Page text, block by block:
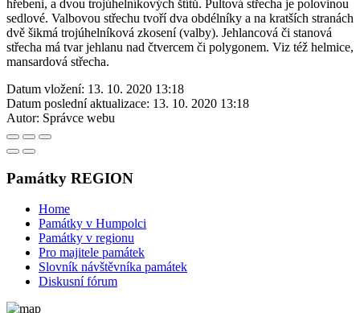
hřebeni, a dvou trojúhelníkových štítů. Pultová střecha je polovinou
sedlové. Valbovou střechu tvoří dva obdélníky a na kratších stranách
dvě šikmá trojúhelníková zkosení (valby). Jehlancová či stanová
střecha má tvar jehlanu nad čtvercem či polygonem. Viz též helmice,
mansardová střecha.
Datum vložení: 13. 10. 2020 13:18
Datum poslední aktualizace: 13. 10. 2020 13:18
Autor: Správce webu
Památky REGION
Home
Památky v Humpolci
Památky v regionu
Pro majitele památek
Slovník návštěvníka památek
Diskusní fórum